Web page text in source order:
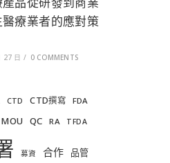
療業者的應對策
27 日 / 0 COMMENTS
CTD CTD撰寫 FDA
MOU QC RA TFDA
募資 合作 品管